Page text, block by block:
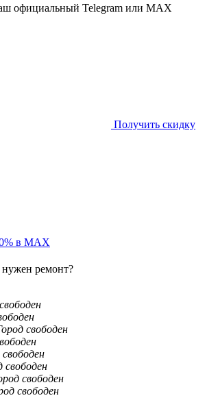
официальный Telegram или MAX
Получить скидку
в MAX
ремонт?
свободен
свободен
свободен
свободен